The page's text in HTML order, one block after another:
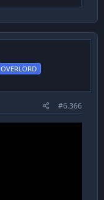
OVERLORD
#6.366